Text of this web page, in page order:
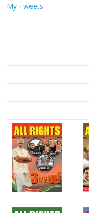
My Tweets